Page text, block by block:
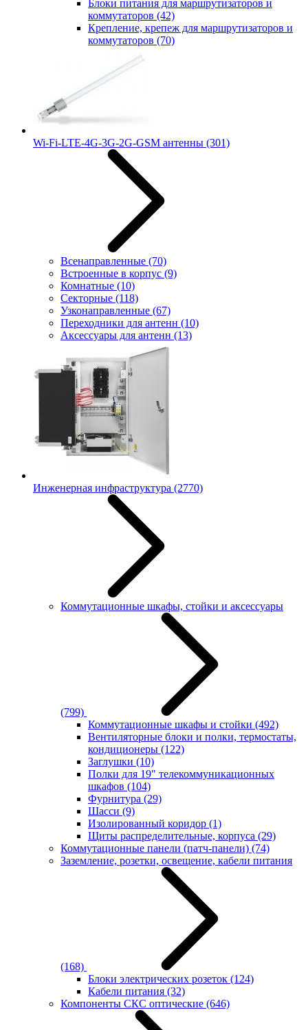
Блоки питания для маршрутизаторов и
коммутаторов (42)
Крепление, крепеж для маршрутизаторов и
коммутаторов (70)
Wi-Fi-LTE-4G-3G-2G-GSM антенны (301)
Всенаправленные (70)
Встроенные в корпус (9)
Комнатные (10)
Секторные (118)
Узконаправленные (67)
Переходники для антенн (10)
Аксессуары для антенн (13)
Инженерная инфраструктура (2770)
Коммутационные шкафы, стойки и аксессуары
(799)
Коммутационные шкафы и стойки (492)
Вентиляторные блоки и полки, термостаты,
кондиционеры (122)
Заглушки (10)
Полки для 19" телекоммуникационных
шкафов (104)
Фурнитура (29)
Шасси (9)
Изолированный коридор (1)
Щиты распределительные, корпуса (29)
Коммутационные панели (патч-панели) (74)
Заземление, розетки, освещение, кабели питания
(168)
Блоки электрических розеток (124)
Кабели питания (32)
Компоненты СКС оптические (646)